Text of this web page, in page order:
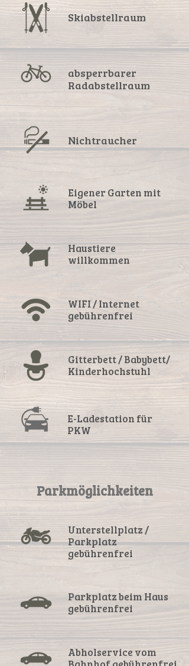
Skiabstellraum
absperrbarer
Radabstellraum
Nichtraucher
Eigener Garten mit
Möbel
Haustiere
willkommen
WIFI / Internet
gebührenfrei
Gitterbett / Babybett/
Kinderhochstuhl
E-Ladestation für
PKW
Parkmöglichkeiten
Unterstellplatz /
Parkplatz
gebührenfrei
Parkplatz beim Haus
gebührenfrei
Abholservice vom